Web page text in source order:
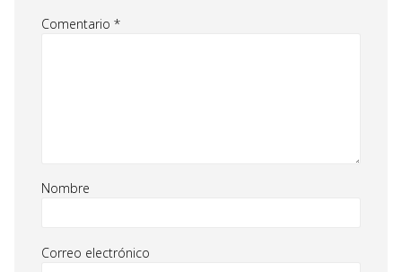
Comentario *
Nombre
Correo electrónico